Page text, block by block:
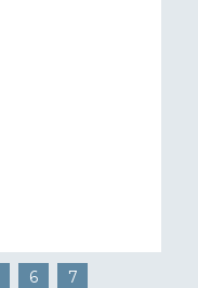
6 7